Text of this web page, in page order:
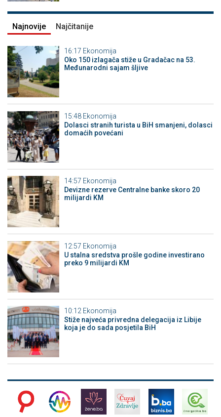
Najnovije Najčitanije
16:17 Ekonomija
Oko 150 izlagača stiže u Gradačac na 53.
Međunarodni sajam šljive
15:48 Ekonomija
Dolasci stranih turista u BiH smanjeni, dolasci
domaćih povećani
14:57 Ekonomija
Devizne rezerve Centralne banke skoro 20
milijardi KM
12:57 Ekonomija
U stalna sredstva prošle godine investirano
preko 9 milijardi KM
10:12 Ekonomija
Stiže najveća privredna delegacija iz Libije
koja je do sada posjetila BiH